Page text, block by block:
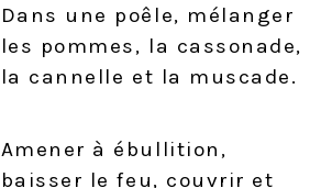
Dans une poêle, mélanger
les pommes, la cassonade,
la cannelle et la muscade.
Amener à ébullition,
baisser le feu, couvrir et